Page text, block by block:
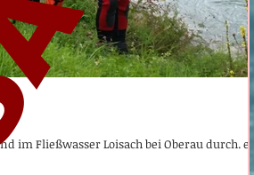
im Fließwasser Loisach bei Oberau durch. ein